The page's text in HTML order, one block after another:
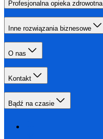
Profesjonalna opieka zdrowotna
Inne rozwiązania biznesowe
O nas
Kontakt
Bądź na czasie